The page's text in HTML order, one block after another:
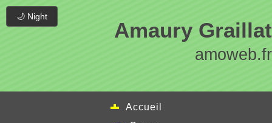
🌙 Night
Amaury Graillat
amoweb.fr
Accueil